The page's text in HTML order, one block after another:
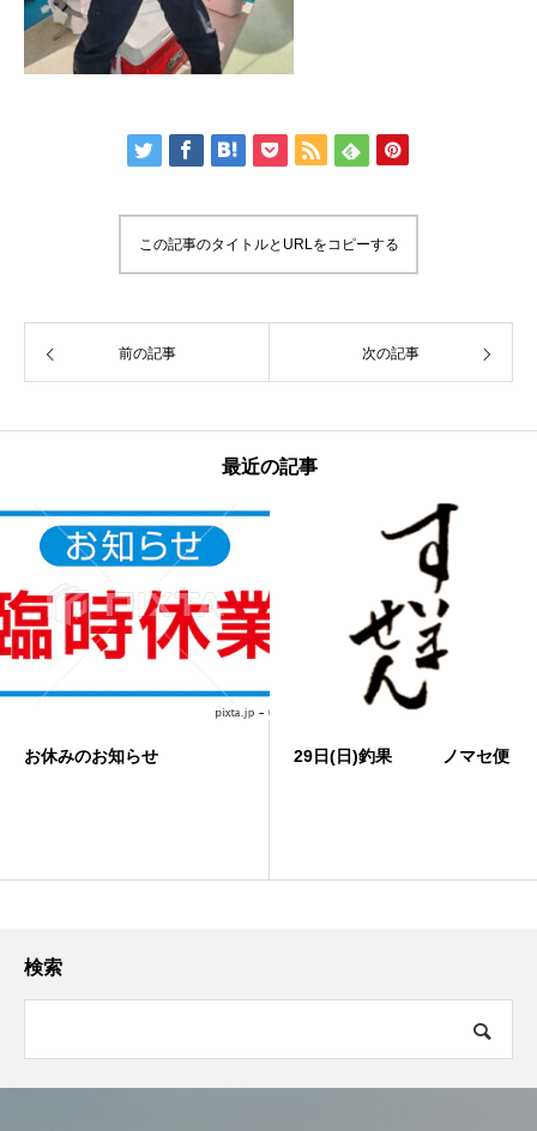
この記事のタイトルとURLをコピーする
前の記事 次の記事
最近の記事
お休みのお知らせ 29日(日)釣果 ノマセ便
検索